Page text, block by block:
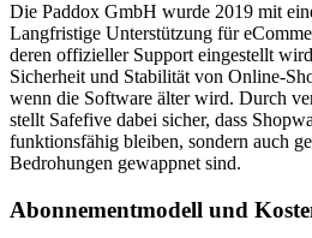
Die Paddox GmbH wurde 2019 mit
Langfristige Unterstützung für
deren offizieller Support eingestellt
Sicherheit und Stabilität von Online-
wenn die Software älter wird. Durch
stellt Safefive dabei sicher, dass
funktionsfähig bleiben, sondern auch
Bedrohungen gewappnet sind.
Abonnementmodell und